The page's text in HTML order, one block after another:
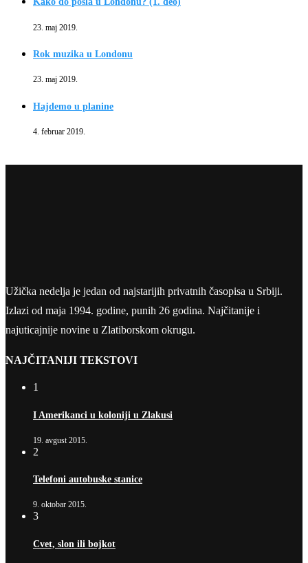
23. maj 2019.
Rok muzika u Londonu
23. maj 2019.
Hajdemo u planine
4. februar 2019.
Užička nedelja je jedan od najstarijih privatnih časopisa u Srbiji.
Izlazi od maja 1994. godine, punih 26 godina. Najčitanije i
najuticajnije novine u Zlatiborskom okrugu.
NAJČITANIJI TEKSTOVI
1
I Amerikanci u koloniji u Zlakusi
19. avgust 2015.
2
Telefoni autobuske stanice
9. oktobar 2015.
3
Cvet, slon ili bojkot